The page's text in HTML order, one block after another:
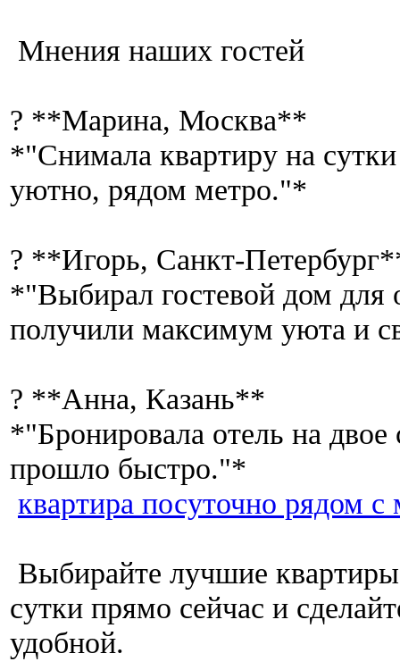
Мнения наших гостей
? **Марина, Москва**
*"Снимала квартиру на
уютно, рядом метро."*
? **Игорь, Санкт-
*"Выбирал гостевой дом
получили максимум уюта и
? **Анна, Казань**
*"Бронировала отель на двое
прошло быстро."*
квартира посуточно рядом с
Выбирайте лучшие
сутки прямо сейчас и
удобной.